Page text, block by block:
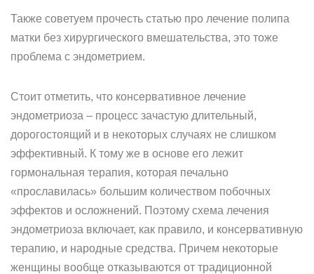
Также советуем прочесть статью про лечение полипа
матки без хирургического вмешательства, это тоже
проблема с эндометрием.
Стоит отметить, что консервативное лечение
эндометриоза – процесс зачастую длительный,
дорогостоящий и в некоторых случаях не слишком
эффективный. К тому же в основе его лежит
гормональная терапия, которая печально
«прославилась» большим количеством побочных
эффектов и осложнений. Поэтому схема лечения
эндометриоза включает, как правило, и консервативную
терапию, и народные средства. Причем некоторые
женщины вообще отказываются от традиционной